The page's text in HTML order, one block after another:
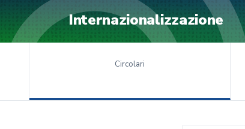
Internazionalizzazione
Circolari